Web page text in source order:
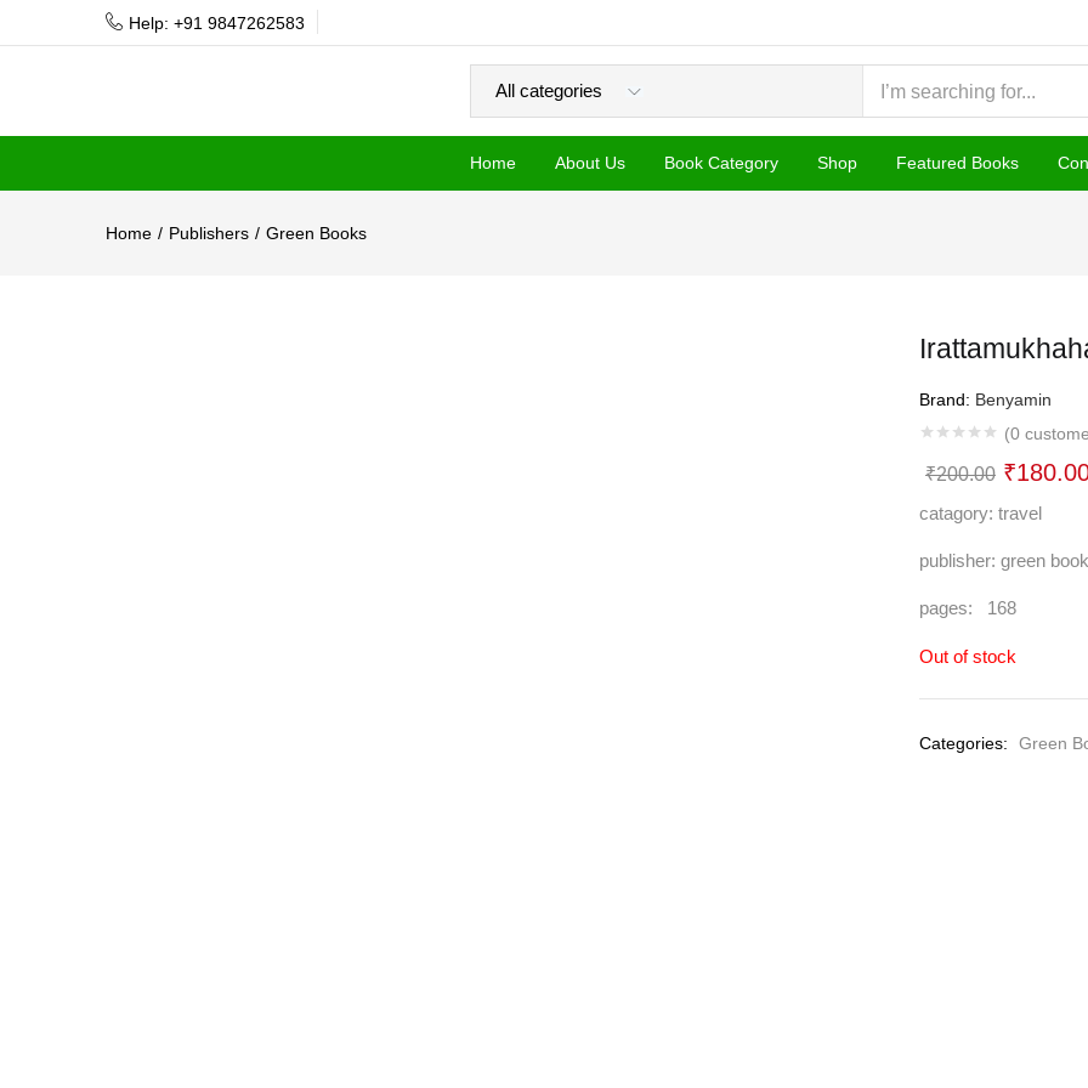
Help: +91 9847262583
Home About Us Book Category Shop Featured Books
Home Publishers Green Books
Brand: Benyamin
(0
₹200.00 Original
price
₹
catagory: travel
publisher: green
pages: 168
Out of stock
Categories: Green